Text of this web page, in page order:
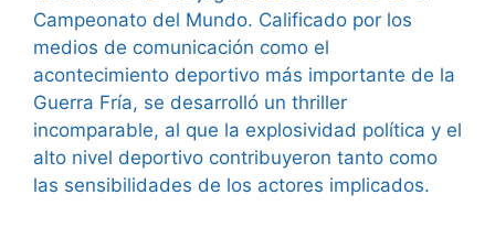
Campeonato del Mundo. Calificado por los
medios de comunicación como el
acontecimiento deportivo más importante de la
Guerra Fría, se desarrolló un thriller
incomparable, al que la explosividad política y el
alto nivel deportivo contribuyeron tanto como
las sensibilidades de los actores implicados.